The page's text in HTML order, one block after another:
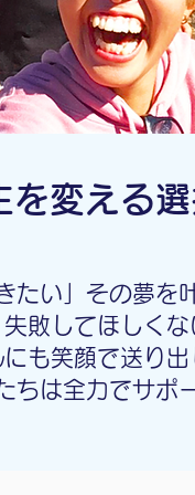
を変える
たい」その夢を
失敗してほしくな
も笑顔で送り出
ちは全力でサポ